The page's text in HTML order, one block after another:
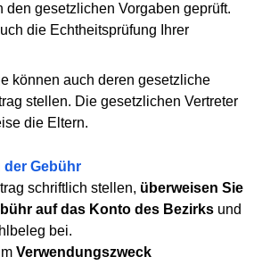
den gesetzlichen Vorgaben geprüft.
die Echtheitsprüfung Ihrer
können auch deren gesetzliche
stellen. Die gesetzlichen Vertreter
die Eltern.
Gebühr
schriftlich stellen, überweisen Sie
auf das Konto des Bezirksund
bei.
Verwendungszweck